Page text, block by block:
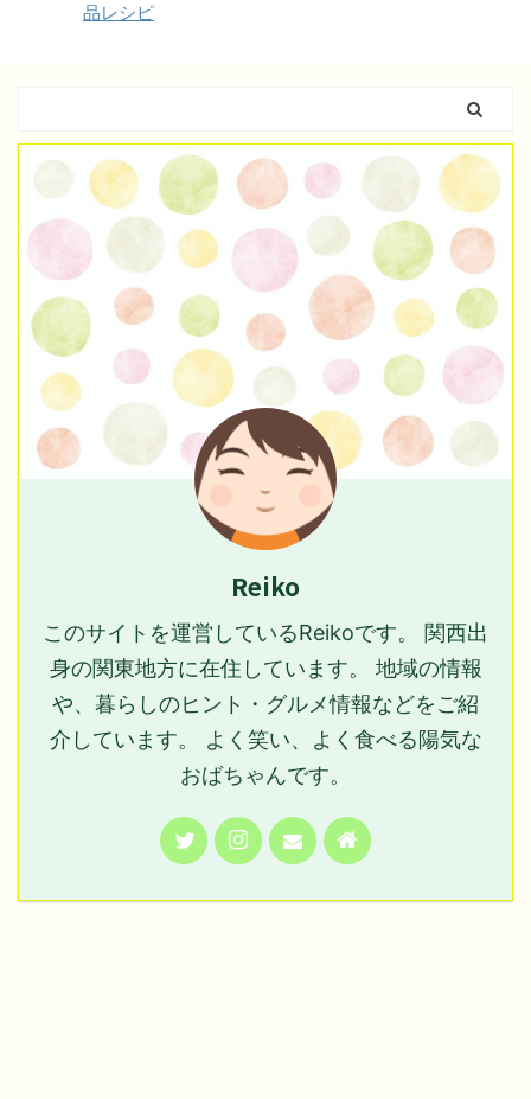
品レシピ
Reiko
このサイトを運営しているReikoです。 関西出
身の関東地方に在住しています。 地域の情報
や、暮らしのヒント・グルメ情報などをご紹
介しています。 よく笑い、よく食べる陽気な
おばちゃんです。